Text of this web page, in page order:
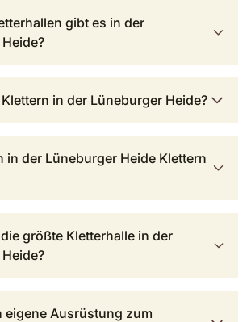
gibt es in der
in der Lüneburger Heide?
in der Lüneburger Heide Klettern
größte Kletterhalle in der
eigene Ausrüstung zum